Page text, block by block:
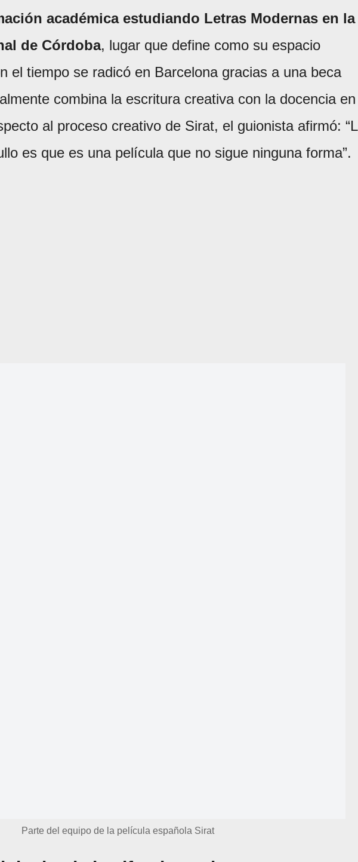
académica estudiando Letras Modernas en la
de Córdoba, lugar que define como su espacio
el tiempo se radicó en Barcelona gracias a una beca
combina la escritura creativa con la docencia en
al proceso creativo de Sirat, el guionista afirmó:
es que es una película que no sigue ninguna forma”.
Parte del equipo de la película española Sirat